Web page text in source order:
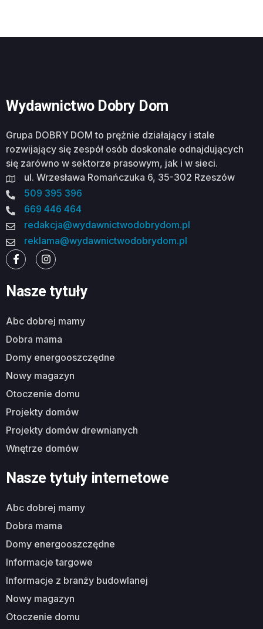
Wydawnictwo Dobry Dom
Grupa DOBRY DOM to prężnie działający i stale
rozwijający się zespół osób doskonale odnajdujących
się zarówno w sektorze prasowym, jak i w sieci.
ul. Wrzesława Romańczuka 6, 35-302 Rzeszów
509 395 396
669 446 464
redakcja@wydawnictwodobrydom.pl
reklama@wydawnictwodobrydom.pl
Nasze tytuły
abc dobrej mamy
dobra mama
domy energooszczędne
nowy magazyn
otoczenie domu
projekty domów
projekty domów drewnianych
wnętrze domów
Nasze tytuły internetowe
abc dobrej mamy
dobra mama
domy energooszczędne
informacje targowe
informacje z branży budowlanej
nowy magazyn
otoczenie domu